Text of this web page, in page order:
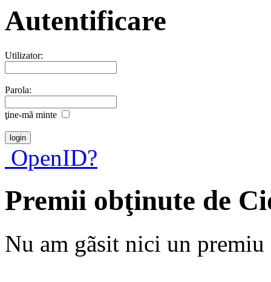
Autentificare
Utilizator:
Parola:
ţine-mã minte
OpenID?
Premii obţinute de
Nu am gãsit nici un premiu